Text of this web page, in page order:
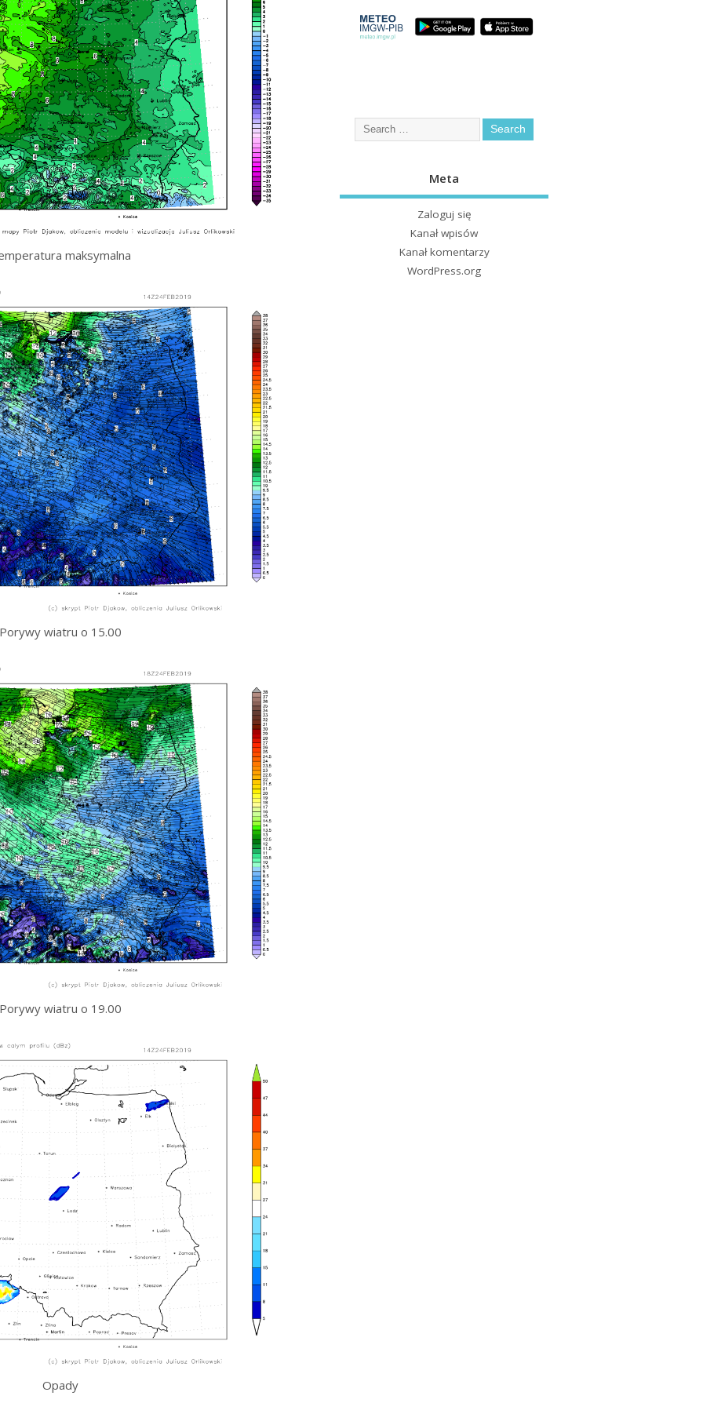
maksymalna
wiatru o 15.00
wiatru o 19.00
Opady
Meta
Zaloguj się
Kanał wpisów
Kanał komentarzy
WordPress.org